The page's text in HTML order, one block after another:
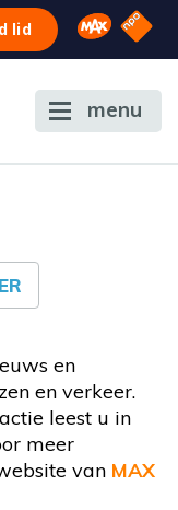
lid Omroep
NPO
menu
en
en verkeer.
leest u in
meer
van MAX